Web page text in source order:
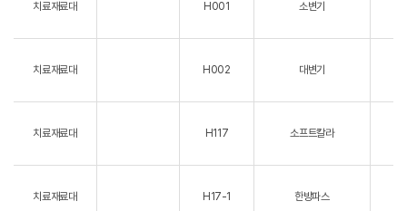
치료재료대 H001 소변기
치료재료대 H002 대변기
치료재료대 H117 소프트칼라
치료재료대 H17-1 한방파스